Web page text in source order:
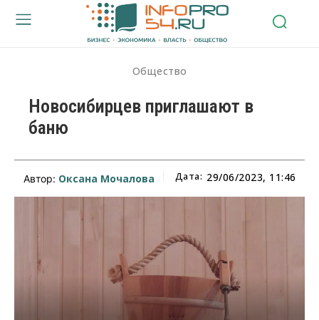
Общество
Новосибирцев приглашают в
баню
Автор: Оксана Мочалова Дата: 29/06/2023, 11:46